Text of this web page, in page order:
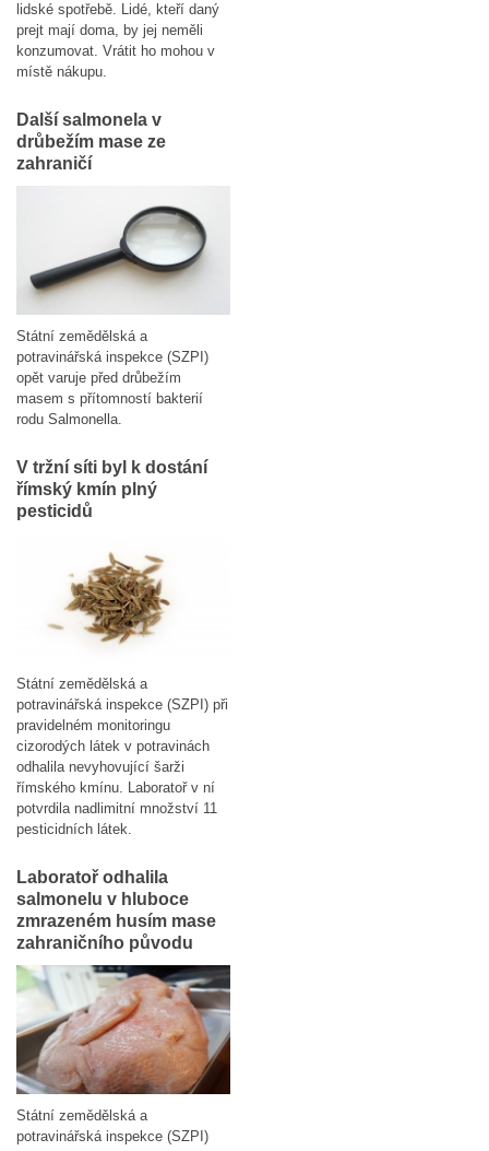
lidské spotřebě. Lidé, kteří daný
prejt mají doma, by jej neměli
konzumovat. Vrátit ho mohou v
místě nákupu.
Další salmonela v
drůbežím mase ze
zahraničí
Státní zemědělská a
potravinářská inspekce (SZPI)
opět varuje před drůbežím
masem s přítomností bakterií
rodu Salmonella.
V tržní síti byl k dostání
římský kmín plný
pesticidů
Státní zemědělská a
potravinářská inspekce (SZPI) při
pravidelném monitoringu
cizorodých látek v potravinách
odhalila nevyhovující šarži
římského kmínu. Laboratoř v ní
potvrdila nadlimitní množství 11
pesticidních látek.
Laboratoř odhalila
salmonelu v hluboce
zmrazeném husím mase
zahraničního původu
Státní zemědělská a
potravinářská inspekce (SZPI)